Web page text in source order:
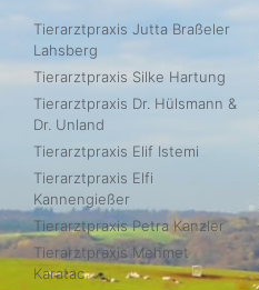
Tierarztpraxis Jutta Braßeler
Lahsberg
Tierarztpraxis Silke Hartung
Tierarztpraxis Dr. Hülsmann &
Dr. Unland
Tierarztpraxis Elif Istemi
Tierarztpraxis Elfi
Kannengießer
Tierarztpraxis Petra Kanzler
Tierarztpraxis Mehmet
Karatac